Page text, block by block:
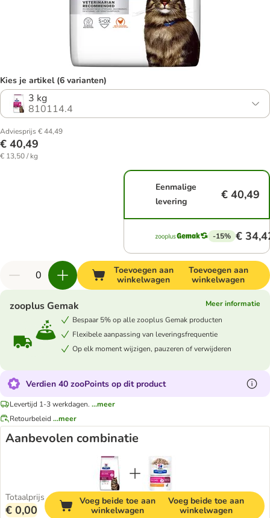
Kies je artikel (6 varianten)
3 kg
810114.4
Adviesprijs € 44,49
€ 40,49
€ 13,50 / kg
Eenmalige
levering
€ 40,49
-15% €
Toevoegen aan
winkelwagen
Toevoegen aan
winkelwagen
zooplus Gemak
Meer informatie
Bespaar 5% op alle zooplus Gemak producten
Flexibele aanpassing van leveringsfrequentie
Op elk moment wijzigen, pauzeren of verwijderen
Verdien 40 zooPoints op dit product
Levertijd 1-3 werkdagen. ...meer
Retourbeleid ...meer
Aanbevolen combinatie
Totaalprijs
€ 0,00
Voeg beide toe aan
winkelwagen
Voeg beide toe aan
winkelwagen